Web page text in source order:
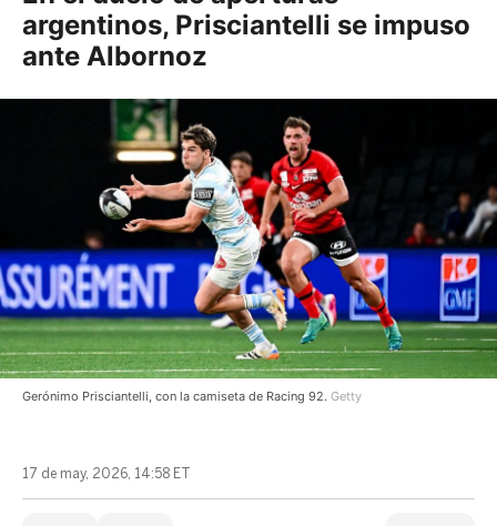
argentinos, Prisciantelli se impuso
ante Albornoz
Gerónimo Prisciantelli, con la camiseta de Racing 92. Getty
17 de may, 2026, 14:58 ET